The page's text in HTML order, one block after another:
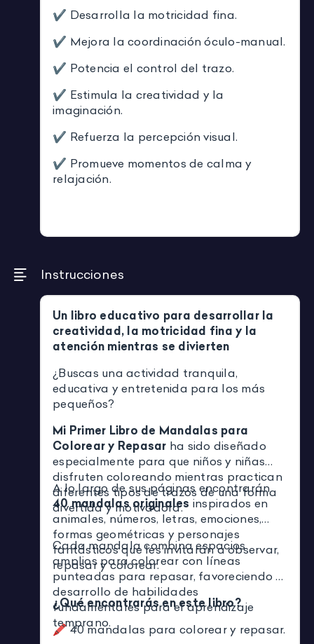
✔ Desarrolla la motricidad fina.
✔ Mejora la coordinación óculo-manual.
✔ Potencia el control del trazo.
✔ Estimula la creatividad y la
imaginación.
✔ Refuerza la percepción visual.
✔ Promueve momentos de calma y
relajación.
Instrucciones
Un libro educativo para desarrollar la
creatividad, la motricidad fina y la
atención mientras se divierten
¿Buscas una actividad tranquila,
educativa y entretenida para los más
pequeños?
Mi Primer Libro de Mandalas para
Colorear y Repasar ha sido diseñado
especialmente para que niños y niñas
disfruten coloreando mientras practican
diferentes tipos de trazos de una forma
divertida y motivadora.
A lo largo de sus páginas encontrarán
40 mandalas originales inspirados en
animales, números, letras, emociones,
formas geométricas y personajes
fantásticos que les invitarán a observar,
repasar y colorear.
Cada mandala combina espacios
amplios para colorear con líneas
punteadas para repasar, favoreciendo el
desarrollo de habilidades
fundamentales para el aprendizaje
temprano.
¿Qué encontrarás en este libro?
🖍️ 40 mandalas para colorear y repasar.